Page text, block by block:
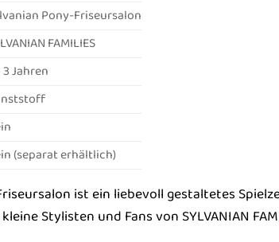
Pony-Friseursalon
FAMILIES
Jahren
(separat erhältlich)
ist ein liebevoll gestaltetes
Stylisten und Fans von SYLVANIAN